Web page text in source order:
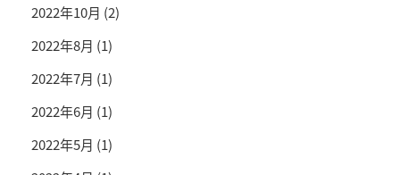
2022年10月 (2)
2022年8月 (1)
2022年7月 (1)
2022年6月 (1)
2022年5月 (1)